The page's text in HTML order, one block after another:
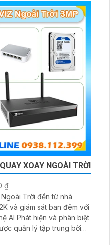
XOAY NGOÀI TRỜI
₫
Trời đến từ nhà
và giám sát ban đêm với
AI Phát hiện và phân biệt
quản lý tập trung bởi